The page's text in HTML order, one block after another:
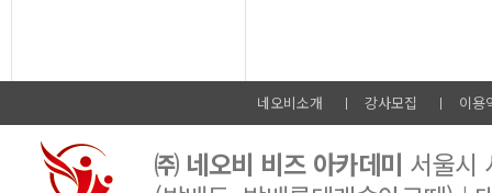
네오비소개 강사모집 이용
㈜ 네오비 비즈 아카데미 서울시